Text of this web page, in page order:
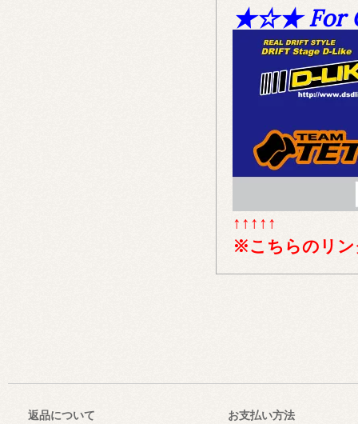
★☆★ For
↑↑↑↑↑
※こちらのリ
返品について お支払い方法